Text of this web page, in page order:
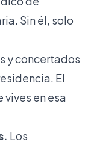
Sin él, solo
y concertados
El
en esa
Los